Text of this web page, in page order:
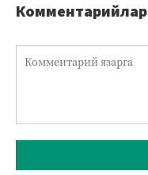
Комментарийлар